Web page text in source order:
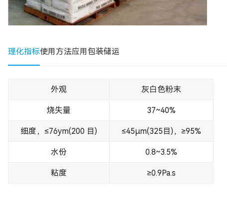
理化指标使用方法应用 包装储运
外观 灰白色粉末
烧失量 37~40%
细度，≤76ym(200 目) ≤45μm(325目)，≥95%
水份 0.8~3.5%
粘度 ≥0.9Pa.s